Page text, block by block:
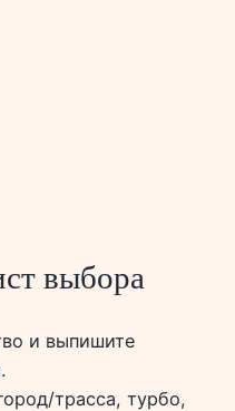
выбора
и выпишите
.
трасса, турбо,